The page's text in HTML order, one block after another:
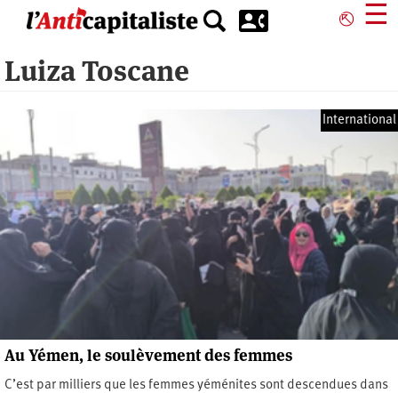
principal
⎋ ☰
Luiza Toscane
International
Au Yémen, le soulèvement des femmes
C’est par milliers que les femmes yéménites sont descendues dans